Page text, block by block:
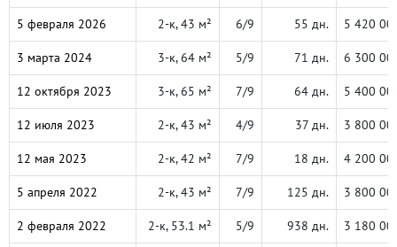
5 февраля 2026 2-к, 43 м² 6/9 55 дн. 5 420
3 марта 2024 3-к, 64 м² 5/9 71 дн. 6 300
12 октября 2023 3-к, 65 м² 7/9 64 дн. 5 400
12 июля 2023 2-к, 43 м² 4/9 37 дн. 3 800
12 мая 2023 2-к, 42 м² 7/9 18 дн. 4 200
5 апреля 2022 2-к, 43 м² 7/9 125 дн. 3 800
2 февраля 2022 2-к, 53.1 м² 5/9 938 дн. 3 180